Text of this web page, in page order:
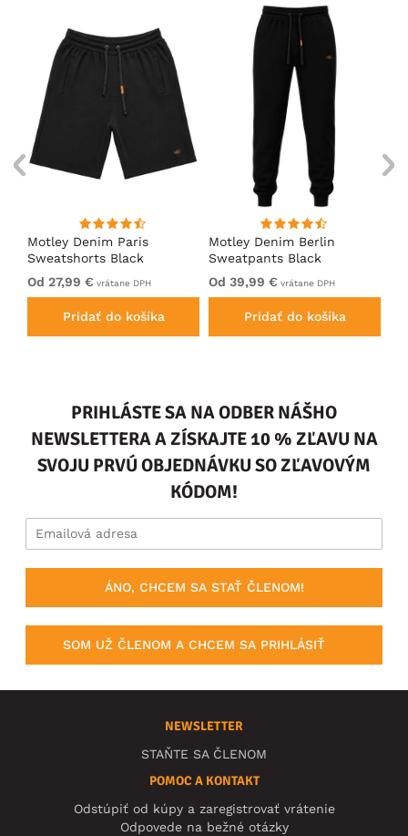
Motley Denim Paris
Sweatshorts Black
Od 27,99 € vrátane DPH
Pridať do košíka
Motley Denim Berlin
Sweatpants Black
Od 39,99 € vrátane DPH
Pridať do košíka
PRIHLÁSTE SA NA ODBER NÁŠHO
NEWSLETTERA A ZÍSKAJTE 10 % ZĽAVU NA
SVOJU PRVÚ OBJEDNÁVKU SO ZĽAVOVÝM
KÓDOM!
ÁNO, CHCEM SA STAŤ ČLENOM!
SOM UŽ ČLENOM A CHCEM SA PRIHLÁSIŤ
NEWSLETTER
STAŇTE SA ČLENOM
POMOC A KONTAKT
Odstúpiť od kúpy a zaregistrovať vrátenie
Odpovede na bežné otázky